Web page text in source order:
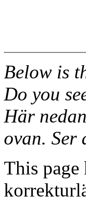
Below is
Do you
Här
ovan. Ser
This page